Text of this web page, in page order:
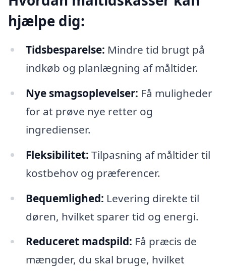
hjælpe dig:
Tidsbesparelse: Mindre tid brugt på
indkøb og planlægning af måltider.
Nye smagsoplevelser: Få muligheder
for at prøve nye retter og
ingredienser.
Fleksibilitet: Tilpasning af måltider til
kostbehov og præferencer.
Bequemlighed: Levering direkte til
døren, hvilket sparer tid og energi.
Reduceret madspild: Få præcis de
mængder, du skal bruge, hvilket